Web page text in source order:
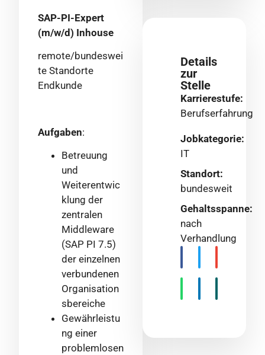
SAP-PI-Expert
(m/w/d) Inhouse
remote/bundeswei
te Standorte
Endkunde
Aufgaben:
Betreuung
und
Weiterentwic
klung der
zentralen
Middleware
(SAP PI 7.5)
der einzelnen
verbundenen
Organisation
sbereiche
Gewährleistu
ng einer
problemlosen
Details
zur
Stelle
Karrierestufe:
Berufserfahrung
Jobkategorie:
IT
Standort:
bundesweit
Gehaltsspanne:
nach
Verhandlung